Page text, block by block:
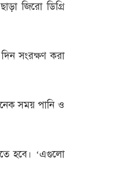
জিরো ডিগ্রি
সংরক্ষণ করা
সময় পানি ও
হবে। ‘এগুলো